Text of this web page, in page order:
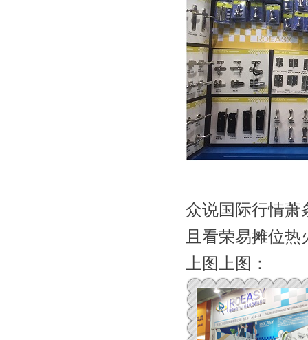
众说国际行情萧
且看荣易摊位热
上图上图：